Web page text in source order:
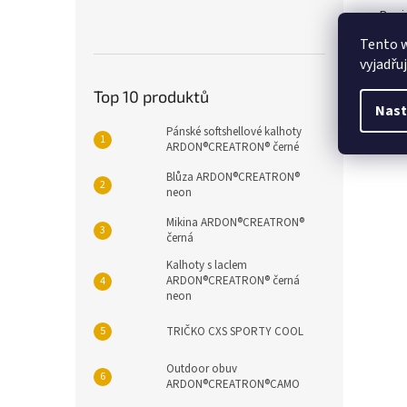
Tento
Top 10 produktů
Pánské softshellové kalhoty
ARDON®CREATRON® černé
Blůza ARDON®CREATRON®
neon
Mikina ARDON®CREATRON®
černá
Kalhoty s laclem
ARDON®CREATRON® černá
neon
TRIČKO CXS SPORTY COOL
Outdoor obuv
ARDON®CREATRON®CAMO